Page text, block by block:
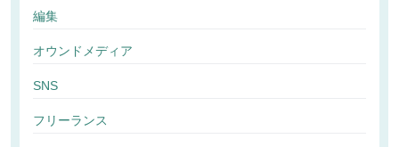
編集
オウンドメディア
SNS
フリーランス